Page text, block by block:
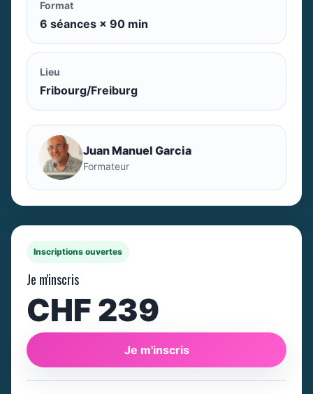
Format
6 séances × 90 min
Lieu
Fribourg/Freiburg
Juan Manuel Garcia
Formateur
Inscriptions ouvertes
Je m'inscris
CHF 239
Je m'inscris